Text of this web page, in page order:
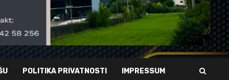
POLITIKA PRIVATNOSTI IMPRESSUM